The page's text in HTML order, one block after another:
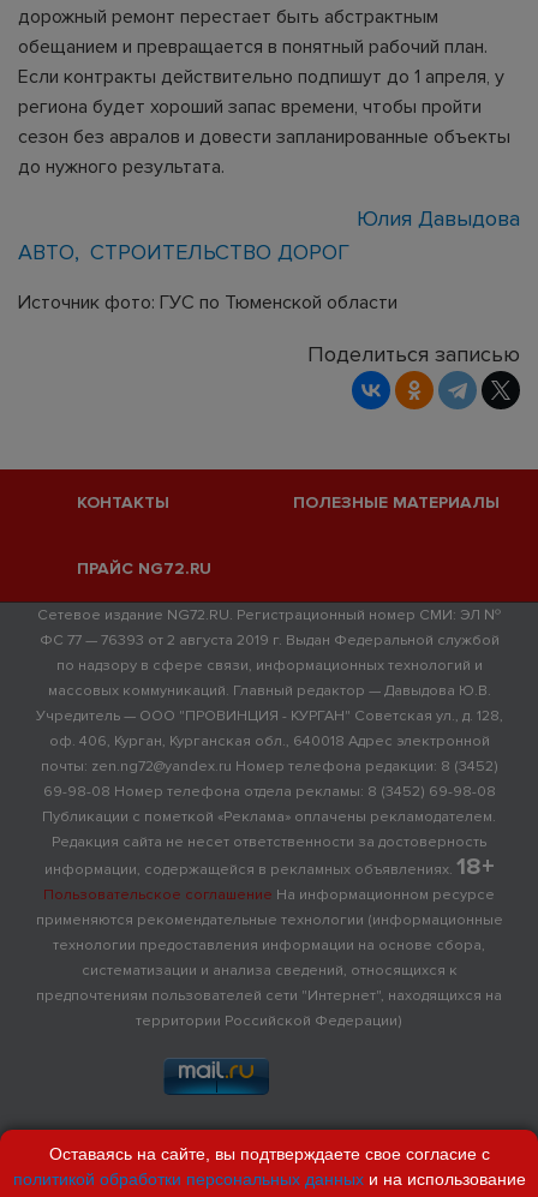
дорожный ремонт перестает быть абстрактным
обещанием и превращается в понятный рабочий план.
Если контракты действительно подпишут до 1 апреля, у
региона будет хороший запас времени, чтобы пройти
сезон без авралов и довести запланированные объекты
до нужного результата.
Юлия Давыдова
АВТО
СТРОИТЕЛЬСТВО ДОРОГ
Источник фото: ГУС по Тюменской области
Поделиться записью
КОНТАКТЫ ПОЛЕЗНЫЕ МАТЕРИАЛЫ
ПРАЙС NG72.RU
Сетевое издание NG72.RU. Регистрационный номер СМИ: ЭЛ №
ФС 77 — 76393 от 2 августа 2019 г. Выдан Федеральной службой
по надзору в сфере связи, информационных технологий и
массовых коммуникаций. Главный редактор — Давыдова Ю.В.
Учредитель — ООО "ПРОВИНЦИЯ - КУРГАН" Советская ул., д. 128,
оф. 406, Курган, Курганская обл., 640018 Адрес электронной
почты: zen.ng72@yandex.ru Номер телефона редакции: 8 (3452)
69-98-08 Номер телефона отдела рекламы: 8 (3452) 69-98-08
Публикации с пометкой «Реклама» оплачены рекламодателем.
Редакция сайта не несет ответственности за достоверность
информации, содержащейся в рекламных объявлениях. 18+
Пользовательское соглашение На информационном ресурсе
применяются рекомендательные технологии (информационные
технологии предоставления информации на основе сбора,
систематизации и анализа сведений, относящихся к
предпочтениям пользователей сети "Интернет", находящихся на
территории Российской Федерации)
Оставаясь на сайте, вы подтверждаете свое согласие с
политикой обработки персональных данныхи на использование